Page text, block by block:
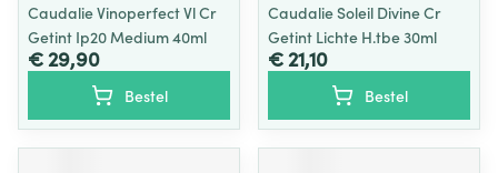
Caudalie Vinoperfect Vl Cr
Getint Ip20 Medium 40ml
€ 29,90
Bestel
Caudalie Soleil Divine Cr
Getint Lichte H.tbe 30ml
€ 21,10
Bestel